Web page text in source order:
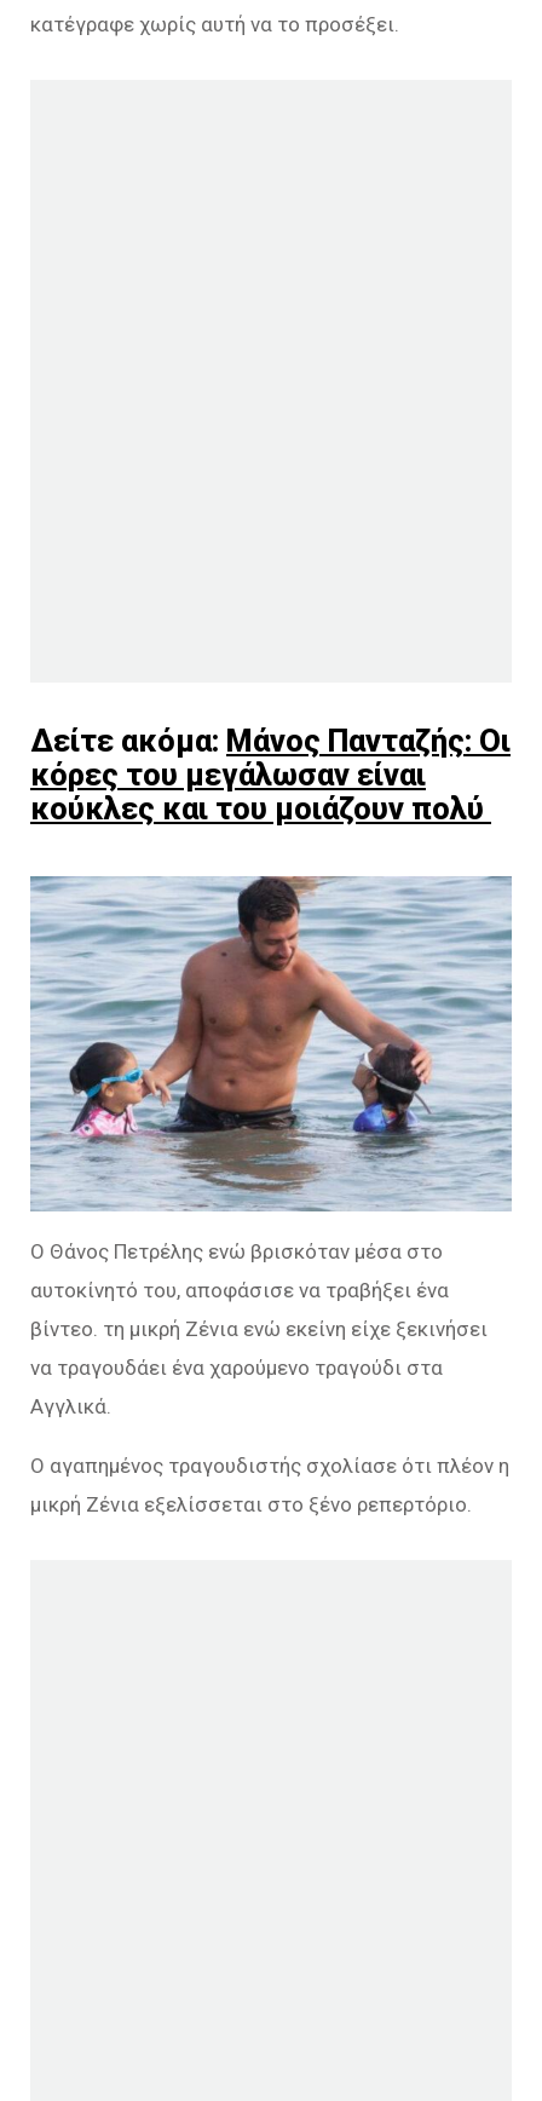
κατέγραφε χωρίς αυτή να το προσέξει.
Δείτε ακόμα: Μάνος Πανταζής: Οι
κόρες του μεγάλωσαν είναι
κούκλες και του μοιάζουν πολύ
Ο Θάνος Πετρέλης ενώ βρισκόταν μέσα στο
αυτοκίνητό του, αποφάσισε να τραβήξει ένα
βίντεο. τη μικρή Ζένια ενώ εκείνη είχε ξεκινήσει
να τραγουδάει ένα χαρούμενο τραγούδι στα
Αγγλικά.
Ο αγαπημένος τραγουδιστής σχολίασε ότι πλέον η
μικρή Ζένια εξελίσσεται στο ξένο ρεπερτόριο.